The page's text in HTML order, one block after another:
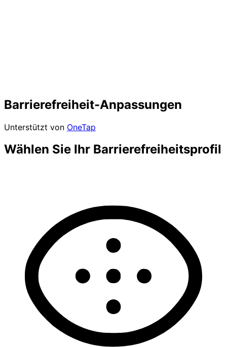
Barrierefreiheit-Anpassungen
Unterstützt von OneTap
Wählen Sie Ihr Barrierefreiheitsprofil